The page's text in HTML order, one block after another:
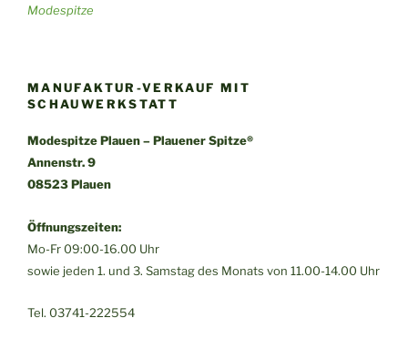
Modespitze
MANUFAKTUR-VERKAUF MIT
SCHAUWERKSTATT
Modespitze Plauen – Plauener Spitze®
Annenstr. 9
08523 Plauen
Öffnungszeiten:
Mo-Fr 09:00-16.00 Uhr
sowie jeden 1. und 3. Samstag des Monats von 11.00-14.00 Uhr
Tel. 03741-222554